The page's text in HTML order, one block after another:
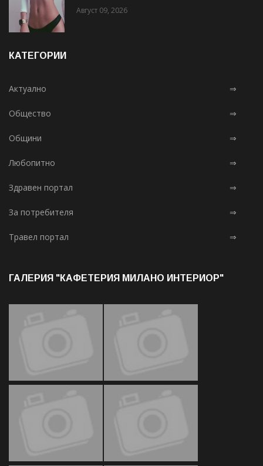
Август 09, 2026
КАТЕГОРИИ
Актуално ⇒
Общество ⇒
Общини ⇒
Любопитно ⇒
Здравен портал ⇒
За потребителя ⇒
Травел портал ⇒
ГАЛЕРИЯ "КАФЕТЕРИЯ МИЛАНО ИНТЕРИОР"